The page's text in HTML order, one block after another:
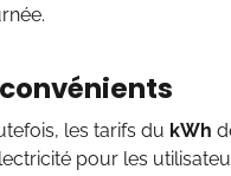
les tarifs du kWh
pour les